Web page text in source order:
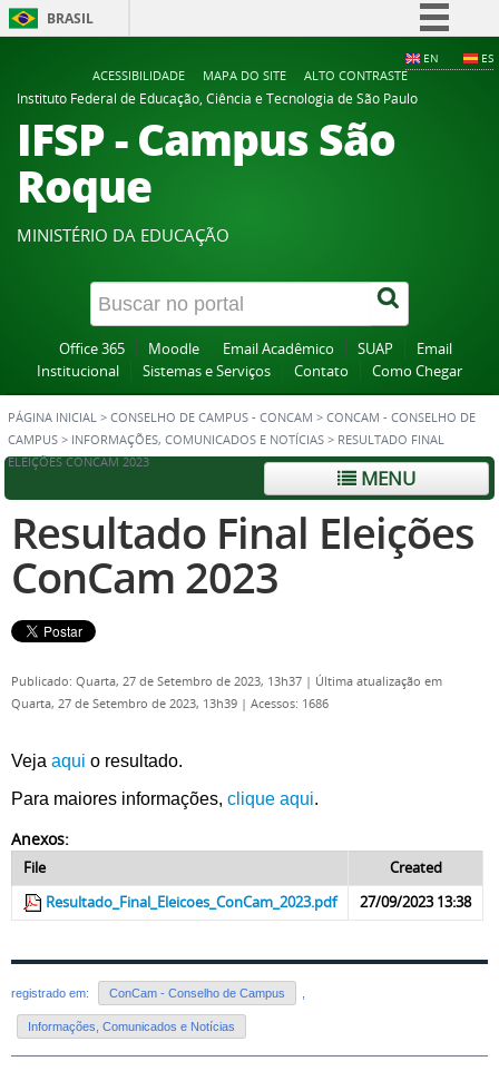
BRASIL
Comunica BR
Participe
Acesso à informação
EN ES
ACESSIBILIDADE MAPA DO SITE
ALTO CONTRASTE
Instituto Federal de Educação, Ciência e Tecnologia de São Paulo
IFSP - Campus São
Roque
MINISTÉRIO DA EDUCAÇÃO
Office 365 Moodle Email Acadêmico SUAP
Email
Institucional
Sistemas e Serviços Contato Como Chegar
PÁGINA INICIAL > CONSELHO DE CAMPUS - CONCAM > CONCAM - CONSELHO DE
CAMPUS > INFORMAÇÕES, COMUNICADOS E NOTÍCIAS > RESULTADO FINAL
ELEIÇÕES CONCAM 2023
MENU
Resultado Final Eleições
ConCam 2023
Publicado: Quarta, 27 de Setembro de 2023, 13h37 | Última atualização em
Quarta, 27 de Setembro de 2023, 13h39 | Acessos: 1686
Veja aqui o resultado.
Para maiores informações, clique aqui.
Anexos:
File
Created
Resultado_Final_Eleicoes_ConCam_2023.pdf
27/09/2023 13:38
registrado em: ConCam - Conselho de Campus
Informações, Comunicados e Notícias